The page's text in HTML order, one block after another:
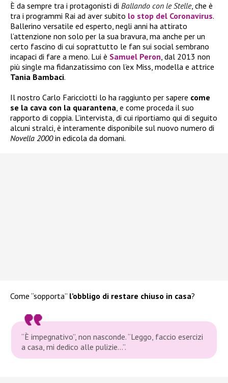
È da sempre tra i protagonisti di Ballando con le Stelle, che è
tra i programmi Rai ad aver subito lo stop del Coronavirus.
Ballerino versatile ed esperto, negli anni ha attirato
l’attenzione non solo per la sua bravura, ma anche per un
certo fascino di cui soprattutto le fan sui social sembrano
incapaci di fare a meno. Lui è Samuel Peron, dal 2013 non
più single ma fidanzatissimo con l’ex Miss, modella e attrice
Tania Bambaci.
Il nostro Carlo Faricciotti lo ha raggiunto per sapere come
se la cava con la quarantena, e come proceda il suo
rapporto di coppia. L’intervista, di cui riportiamo qui di seguito
alcuni stralci, è interamente disponibile sul nuovo numero di
Novella 2000in edicola da domani.
Come “sopporta” l’obbligo di restare chiuso in casa?
“È impegnativo”, non nasconde.“Leggo, faccio esercizi
a casa, mi dedico alle pulizie…”.